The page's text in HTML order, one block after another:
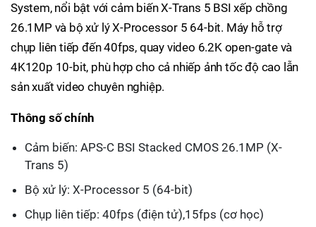
System, nổi bật với cảm biến X-Trans 5 BSI xếp chồng
26.1MP và bộ xử lý X-Processor 5 64-bit. Máy hỗ trợ
chụp liên tiếp đến 40fps, quay video 6.2K open-gate và
4K120p 10-bit, phù hợp cho cả nhiếp ảnh tốc độ cao lẫn
sản xuất video chuyên nghiệp.
Thông số chính
Cảm biến: APS-C BSI Stacked CMOS 26.1MP (X-
Trans 5)
Bộ xử lý: X-Processor 5 (64-bit)
Chụp liên tiếp: 40fps (điện tử),15fps (cơ học)